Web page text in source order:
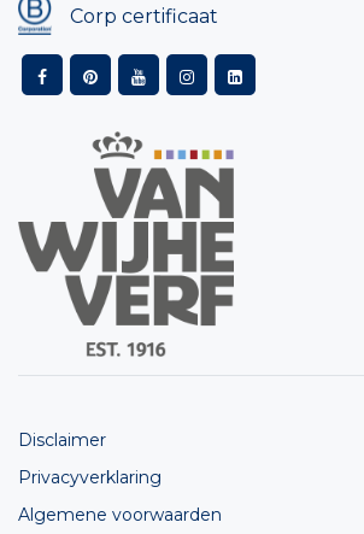
Corp certificaat
Disclaimer
Privacyverklaring
Algemene voorwaarden